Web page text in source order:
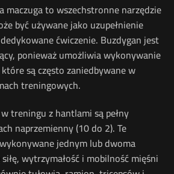
maczuga to wszechstronne narzędzie
być używane jako uzupełnienie
ćwiczenie. Buzdygan jest
ponieważ umożliwia wykonywanie
są często zaniedbywane w
treningowych.
treningu z hantlami są pełny
naprzemienny (10 do 2). Te
jednym lub dwoma
wytrzymałość i mobilność mięśni